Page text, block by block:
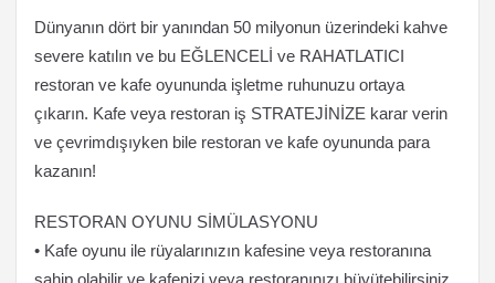
Dünyanın dört bir yanından 50 milyonun üzerindeki kahve
severe katılın ve bu EĞLENCELİ ve RAHATLATICI
restoran ve kafe oyununda işletme ruhunuzu ortaya
çıkarın. Kafe veya restoran iş STRATEJİNİZE karar verin
ve çevrimdışıyken bile restoran ve kafe oyununda para
kazanın!
RESTORAN OYUNU SİMÜLASYONU
• Kafe oyunu ile rüyalarınızın kafesine veya restoranına
sahip olabilir ve kafenizi veya restoranınızı büyütebilirsiniz